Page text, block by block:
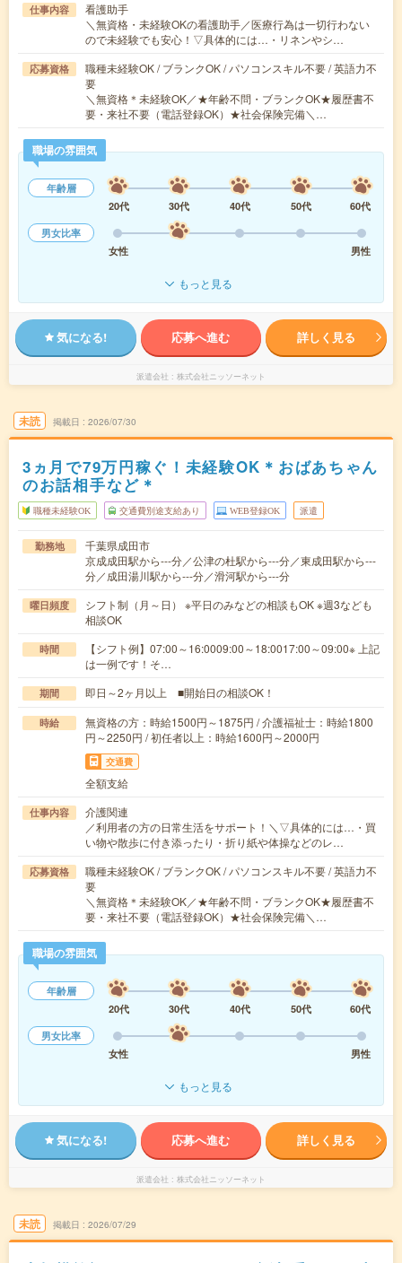
仕事内容
看護助手
＼無資格・未経験OKの看護助手／医療行為は一切行わない
ので未経験でも安心！▽具体的には…・リネンやシ…
応募資格
職種未経験OK / ブランクOK / パソコンスキル不要 / 英語力不
要
＼無資格＊未経験OK／★年齢不問・ブランクOK★履歴書不
要・来社不要（電話登録OK）★社会保険完備＼…
職場の雰囲気
年齢層
20代
30代 40代 50代
60代
男女比率
女性
男性
もっと見る
気になる! 応募へ進む 詳しく見る
派遣会社 株式会社ニッソーネット
未読 掲載日 2026/07/30
3ヵ月で79万円稼ぐ！未経験OK＊おばあちゃん
のお話相手など＊
職種未経験OK 交通費別途支給あり WEB登録OK 派遣
勤務地
千葉県成田市
京成成田駅から---分／公津の杜駅から---分／東成田駅から---
分／成田湯川駅から---分／滑河駅から---分
曜日頻度
シフト制（月～日） ※平日のみなどの相談もOK ※週3なども
相談OK
時間
【シフト例】07:00～16:0009:00～18:0017:00～09:00※ 上記
は一例です！そ…
期間 即日～2ヶ月以上 ■開始日の相談OK！
時給
無資格の方：時給1500円～1875円 / 介護福祉士：時給1800
円～2250円 / 初任者以上：時給1600円～2000円
交通費
全額支給
仕事内容
介護関連
／利用者の方の日常生活をサポート！＼▽具体的には…・買
い物や散歩に付き添ったり・折り紙や体操などのレ…
応募資格
職種未経験OK / ブランクOK / パソコンスキル不要 / 英語力不
要
＼無資格＊未経験OK／★年齢不問・ブランクOK★履歴書不
要・来社不要（電話登録OK）★社会保険完備＼…
職場の雰囲気
年齢層
20代
30代 40代 50代
60代
男女比率
女性
男性
もっと見る
気になる! 応募へ進む 詳しく見る
派遣会社 株式会社ニッソーネット
未読 掲載日 2026/07/29